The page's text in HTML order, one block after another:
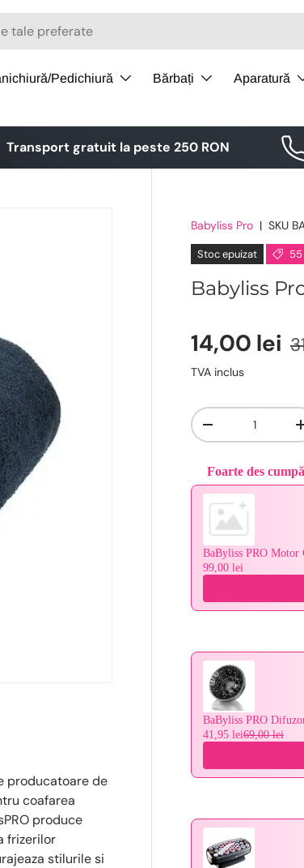
Pedichiură Bărbați Aparatură
Transport gratuit la peste 250 RON
Babyliss Pro | SKU
Stoc epuizat
Babyliss
14,00 lei
TVA inclus
Cantitate
-
Foarte des
Use the Previous
BaByliss PRO Motor
99,00 lei
BaByliss PRO
41,95 lei69,00 lei
producatoare de
coafarea
produce
frizerilor
stilurile si